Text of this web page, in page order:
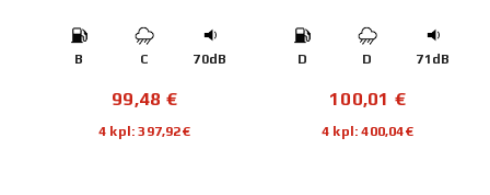
B C 70dB
99,48 €
4 kpl: 397,92€
D D 71dB
100,01 €
4 kpl: 400,04€